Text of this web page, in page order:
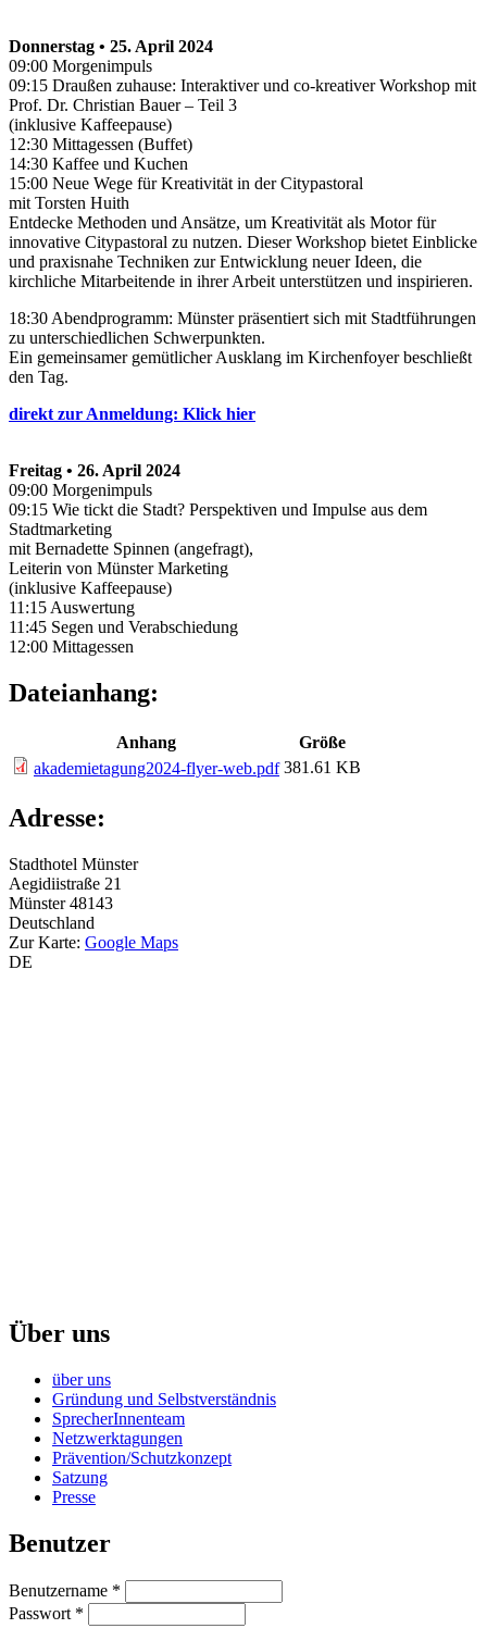
Donnerstag • 25. April 2024
09:00 Morgenimpuls
09:15 Draußen zuhause: Interaktiver und co-kreativer Workshop mit
Prof. Dr. Christian Bauer – Teil 3
(inklusive Kaffeepause)
12:30 Mittagessen (Buffet)
14:30 Kaffee und Kuchen
15:00 Neue Wege für Kreativität in der Citypastoral
mit Torsten Huith
Entdecke Methoden und Ansätze, um Kreativität als Motor für
innovative Citypastoral zu nutzen. Dieser Workshop bietet Einblicke
und praxisnahe Techniken zur Entwicklung neuer Ideen, die
kirchliche Mitarbeitende in ihrer Arbeit unterstützen und inspirieren.
18:30 Abendprogramm: Münster präsentiert sich mit Stadtführungen
zu unterschiedlichen Schwerpunkten.
Ein gemeinsamer gemütlicher Ausklang im Kirchenfoyer beschließt
den Tag.
direkt zur Anmeldung: Klick hier
Freitag • 26. April 2024
09:00 Morgenimpuls
09:15 Wie tickt die Stadt? Perspektiven und Impulse aus dem
Stadtmarketing
mit Bernadette Spinnen (angefragt),
Leiterin von Münster Marketing
(inklusive Kaffeepause)
11:15 Auswertung
11:45 Segen und Verabschiedung
12:00 Mittagessen
Dateianhang:
Anhang
Größe
akademietagung2024-flyer-web.pdf 381.61 KB
Adresse:
Stadthotel Münster
Aegidiistraße 21
Münster 48143
Deutschland
Zur Karte: Google Maps
DE
Über uns
über uns
Gründung und Selbstverständnis
SprecherInnenteam
Netzwerktagungen
Prävention/Schutzkonzept
Satzung
Presse
Benutzer
Benutzername *
Passwort *